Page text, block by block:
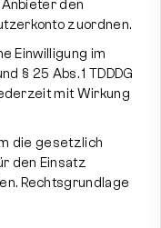
den
zuordnen.
Einwilligung im
§ 25 Abs. 1 TDDDG
mit Wirkung
die gesetzlich
den Einsatz
Rechtsgrundlage